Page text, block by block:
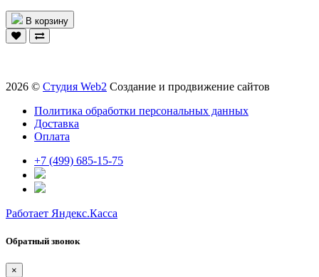
В корзину
2026 © Студия Web2 Создание и продвижение сайтов
Политика обработки персональных данных
Доставка
Оплата
+7 (499) 685-15-75
Работает Яндекс.Касса
Обратный звонок
×